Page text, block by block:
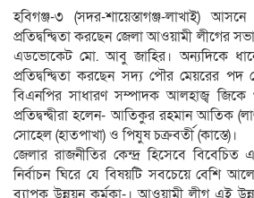
হবিগঞ্জ-৩ (সদর-শায়েস্তাগঞ্জ-লাখাই)
প্রতিদ্বন্দ্বিতা করছেন জেলা আওয়ামী লীগের
এডভোকেট মো. আবু জাহির। অন্যদিকে
প্রতিদ্বন্দ্বিতা করছেন সদ্য পৌর মেয়রের
বিএনপির সাধারণ সম্পাদক আলহাজ্ব
প্রতিদ্বন্দ্বীরা হলেন- আতিকুর রহমান আতিক
সোহেল (হাতপাখা) ও পিযুষ চক্রবর্তী (কাস্তে)।
জেলার রাজনীতির কেন্দ্র হিসেবে
নির্বাচন ঘিরে যে বিষয়টি সবচেয়ে বেশি